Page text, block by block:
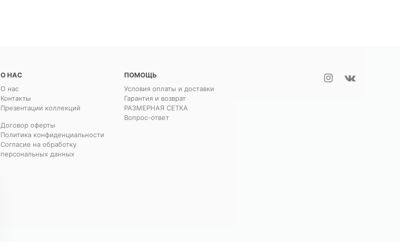
О НАС
О нас
Контакты
Презентации коллекций
Договор оферты
Политика конфиденциальности
Согласие на обработку
персональных данных
ПОМОЩЬ
Условия оплаты и доставки
Гарантия и возврат
РАЗМЕРНАЯ СЕТКА
Вопрос-ответ